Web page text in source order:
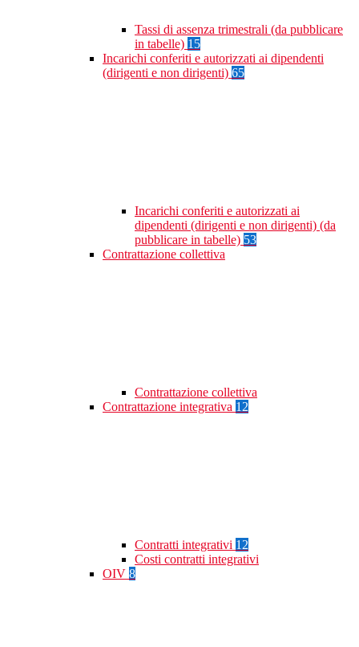
Tassi di assenza trimestrali (da pubblicare
in tabelle) 15
Incarichi conferiti e autorizzati ai dipendenti
(dirigenti e non dirigenti) 65
Incarichi conferiti e autorizzati ai
dipendenti (dirigenti e non dirigenti) (da
pubblicare in tabelle) 53
Contrattazione collettiva
Contrattazione collettiva
Contrattazione integrativa 12
Contratti integrativi 12
Costi contratti integrativi
OIV 8